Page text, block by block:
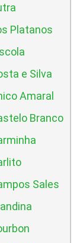
Platanos
e Silva
Amaral
Branco
Sales